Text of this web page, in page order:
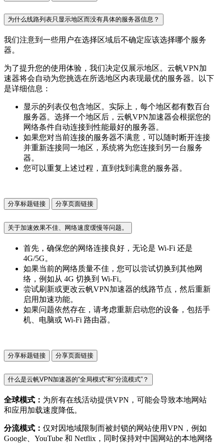
为什么线路列表只显示地区而没有具体的服务器信息？
我们注意到一些用户在选择区域后不确定应该选择哪个服务
器。
为了提升您的使用体验，我们决定仅展示地区。云帆VPN加
速器将会自动为您挑选在所选地区内表现最优的服务器。以下
是详细信息：
显示的列表仅包含地区。实际上，每个地区都有数百台
服务器。选择一个地区后，云帆VPN加速器会根据您的
网络条件自动连接到性能最好的服务器。
如果您对当前连接的服务器不满意，可以随时断开连接
并重新连接同一地区，系统将为您连接到另一台服务
器。
您可以重复上述过程，直到找到满意的服务器。
分享标题链接 分享页面链接
关于加速效果不佳、网络速度缓慢等问题。
首先，确保您的网络连接良好，无论是 Wi-Fi 还是
4G/5G。
如果当前的网络质量不佳，您可以尝试切换到其他网
络，例如从 4G 切换到 Wi-Fi。
尝试刷新或更改云帆VPN加速器的线路节点，然后重新
启用加速功能。
如果问题依然存在，请考虑重新启动您的设备，包括手
机、电脑或 Wi-Fi 路由器。
分享标题链接 分享页面链接
什么是云帆VPN加速器的“全局模式”和“分流模式”？
全球模式： 为所有在线活动提供VPN，可能会导致本地网站
和应用加载速度降低。
分流模式： 仅对因地域限制而被封锁的网站使用VPN，例如
Google、YouTube 和 Netflix，同时保持对中国网站的本地网络